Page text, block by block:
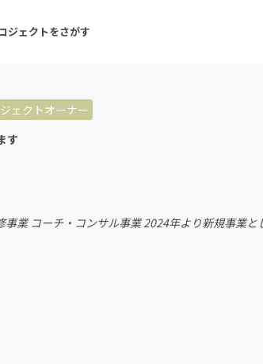
ジェクトをさがす
フード・飲食店
ファ
ェクトオーナー
す
事業 コーチ・コンサル事業 2024年より新規事業